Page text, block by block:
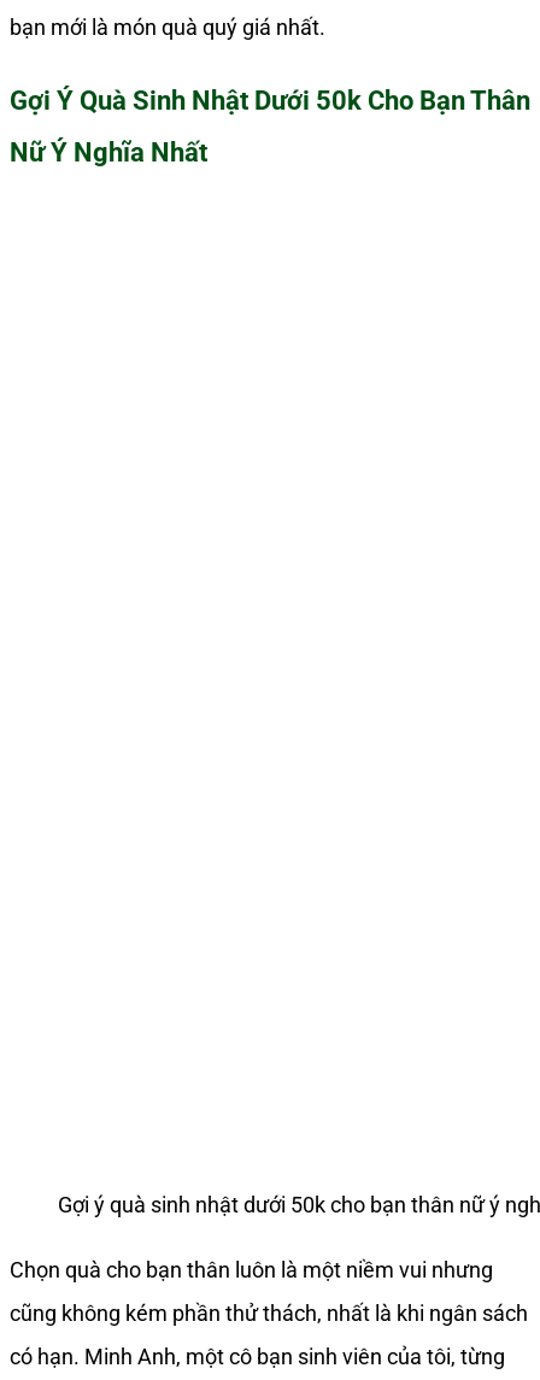
bạn mới là món quà quý giá nhất.
Gợi Ý Quà Sinh Nhật Dưới 50k Cho Bạn Thân
Nữ Ý Nghĩa Nhất
Gợi ý quà sinh nhật dưới 50k cho bạn thân nữ ý
Chọn quà cho bạn thân luôn là một niềm vui nhưng
cũng không kém phần thử thách, nhất là khi ngân sách
có hạn. Minh Anh, một cô bạn sinh viên của tôi, từng